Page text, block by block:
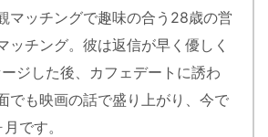
マッチングで趣味の合う28歳の営
ッチング。彼は返信が早く優しく
ジした後、カフェデートに誘わ
でも映画の話で盛り上がり、今で
です。